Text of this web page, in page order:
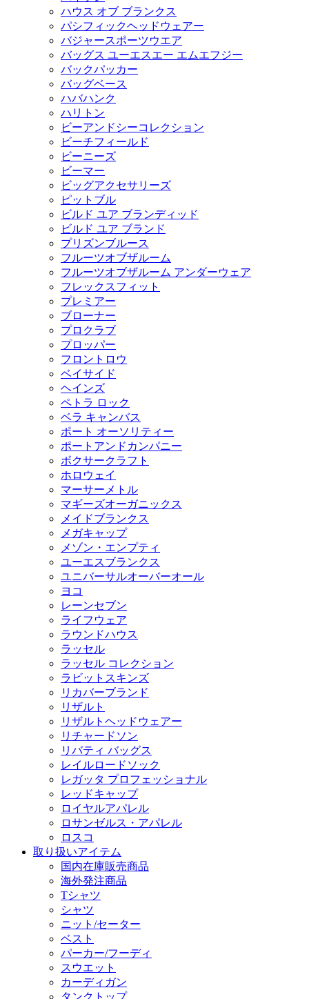
ハウス オブ ブランクス
パシフィックヘッドウェアー
バジャースポーツウエア
バッグス ユーエスエー エムエフジー
バックパッカー
バッグベース
ハバハンク
ハリトン
ビーアンドシーコレクション
ビーチフィールド
ビーニーズ
ビーマー
ビッグアクセサリーズ
ピットブル
ビルド ユア ブランディッド
ビルド ユア ブランド
プリズンブルース
フルーツオブザルーム
フルーツオブザルーム アンダーウェア
フレックスフィット
プレミアー
ブローナー
プロクラブ
プロッパー
フロントロウ
ベイサイド
ヘインズ
ペトラ ロック
ベラ キャンバス
ポート オーソリティー
ポートアンドカンパニー
ボクサークラフト
ホロウェイ
マーサーメトル
マギーズオーガニックス
メイドブランクス
メガキャップ
メゾン・エンプティ
ユーエスブランクス
ユニバーサルオーバーオール
ヨコ
レーンセブン
ライフウェア
ラウンドハウス
ラッセル
ラッセル コレクション
ラビットスキンズ
リカバーブランド
リザルト
リザルトヘッドウェアー
リチャードソン
リバティ バッグス
レイルロードソック
レガッタ プロフェッショナル
レッドキャップ
ロイヤルアパレル
ロサンゼルス・アパレル
ロスコ
取り扱いアイテム
国内在庫販売商品
海外発注商品
Tシャツ
シャツ
ニット/セーター
ベスト
パーカー/フーディ
スウエット
カーディガン
タンクトップ